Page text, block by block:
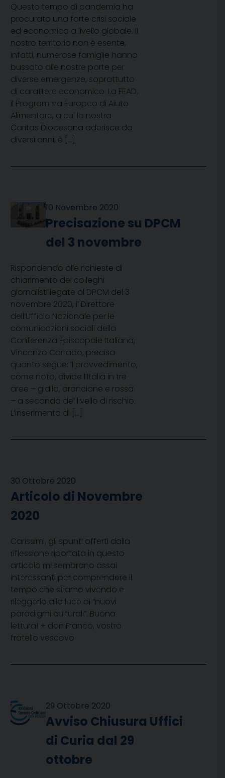
Questo tempo di pandemia ha
procurato una forte crisi sociale
ed economica a livello globale. Il
nostro territorio non è esente,
infatti, numerose famiglie hanno
bussato alle nostre porte per
diverse emergenze, soprattutto
di carattere economico. La FEAD,
il Programma Europeo di Aiuto
Alimentare, a cui la nostra
Caritas Diocesana aderisce da
diversi anni, è […]
10 Novembre 2020
Precisazione su DPCM
del 3 novembre
Rispondendo alle richieste di
chiarimento dei colleghi
giornalisti legate al DPCM del 3
novembre 2020, il Direttore
dell’Ufficio Nazionale per le
comunicazioni sociali della
Conferenza Episcopale Italiana,
Vincenzo Corrado, precisa
quanto segue: Il provvedimento,
come noto, divide l’Italia in tre
aree – gialla, arancione e rossa
– a seconda del livello di rischio.
L’inserimento di […]
30 Ottobre 2020
Articolo di Novembre
2020
Carissimi, gli spunti offerti dalla
riflessione riportata in questo
articolo mi sembrano assai
interessanti per comprendere il
tempo che stiamo vivendo e
rileggerlo alla luce di “nuovi
paradigmi culturali”. Buona
lettura! + don Franco, vostro
fratello vescovo
29 Ottobre 2020
Avviso Chiusura Uffici
di Curia dal 29
ottobre